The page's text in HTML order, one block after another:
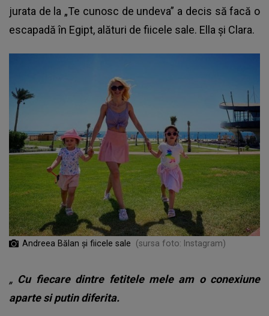
jurata de la „Te cunosc de undeva” a decis să facă o
escapadă în Egipt, alături de fiicele sale. Ella și Clara.
Andreea Bălan și fiicele sale (sursa foto: Instagram)
„ Cu fiecare dintre fetitele mele am o conexiune
aparte si putin diferita.